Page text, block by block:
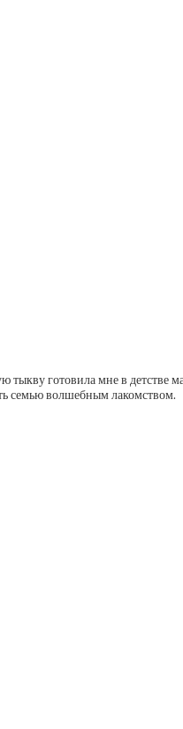
готовила мне в детстве
семью волшебным лакомством.